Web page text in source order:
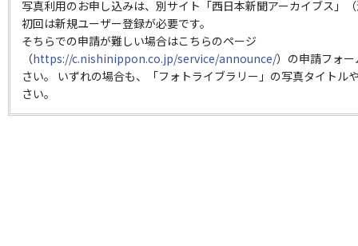
写真利用のお申し込みは、別サイト「西日本新聞アーカイブス」
初回は新規ユーザー登録が必要です。
そちらでの申請が難しい場合はこちらのページ
（https://c.nishinippon.co.jp/service/announce/）の申請フォ
さい。 いずれの場合も、「フォトライブラリー」の写真タイトル
さい。